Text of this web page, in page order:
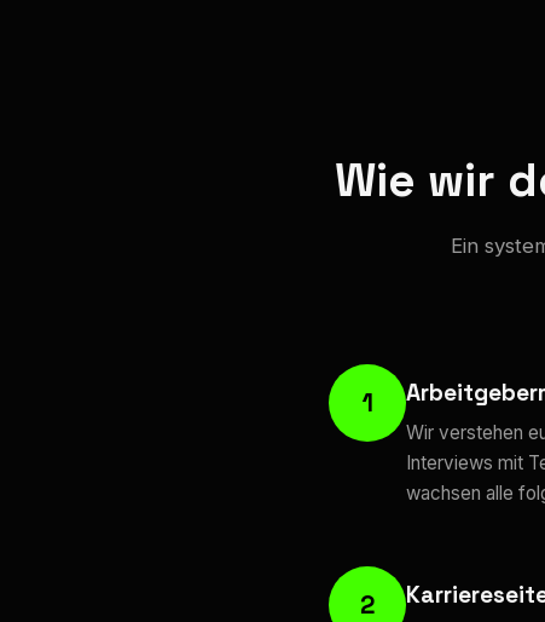
Wie wir
Ein
1
Wir verstehen
Interviews mit
wachsen alle
2